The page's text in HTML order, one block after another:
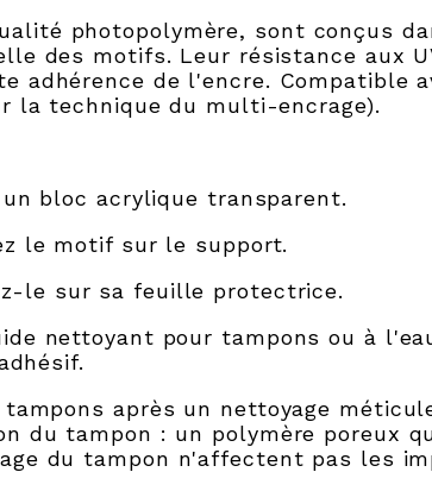
photopolymère, sont conçus
des motifs. Leur résistance aux
adhérence de l'encre. Compatible
la technique du multi-encrage).
bloc acrylique transparent.
le motif sur le support.
le sur sa feuille protectrice.
nettoyant pour tampons ou à
après un nettoyage
du tampon : un polymère poreux
du tampon n'affectent pas les